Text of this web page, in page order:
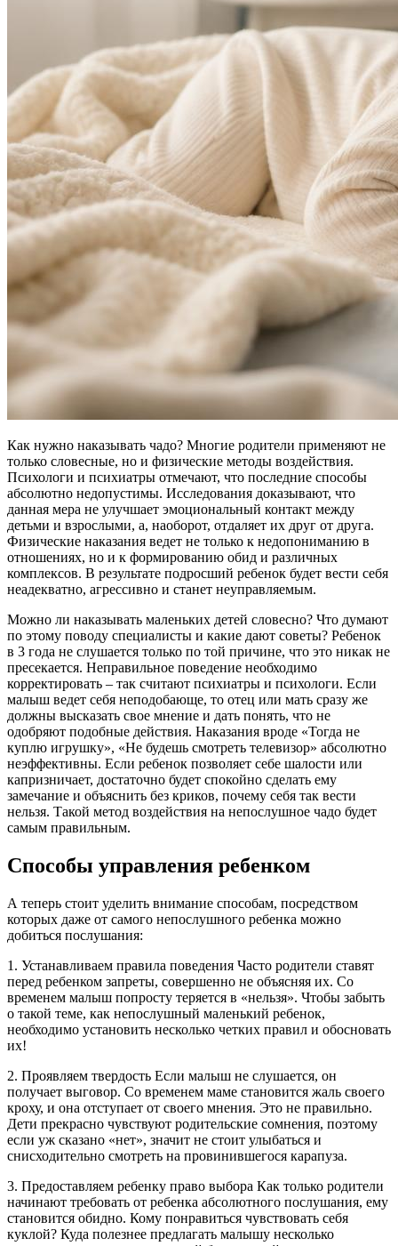
Как нужно наказывать чадо? Многие родители применяют не
только словесные, но и физические методы воздействия.
Психологи и психиатры отмечают, что последние способы
абсолютно недопустимы. Исследования доказывают, что
данная мера не улучшает эмоциональный контакт между
детьми и взрослыми, а, наоборот, отдаляет их друг от друга.
Физические наказания ведет не только к недопониманию в
отношениях, но и к формированию обид и различных
комплексов. В результате подросший ребенок будет вести себя
неадекватно, агрессивно и станет неуправляемым.
Можно ли наказывать маленьких детей словесно? Что думают
по этому поводу специалисты и какие дают советы? Ребенок
в 3 года не слушается только по той причине, что это никак не
пресекается. Неправильное поведение необходимо
корректировать – так считают психиатры и психологи. Если
малыш ведет себя неподобающе, то отец или мать сразу же
должны высказать свое мнение и дать понять, что не
одобряют подобные действия. Наказания вроде «Тогда не
куплю игрушку», «Не будешь смотреть телевизор» абсолютно
неэффективны. Если ребенок позволяет себе шалости или
капризничает, достаточно будет спокойно сделать ему
замечание и объяснить без криков, почему себя так вести
нельзя. Такой метод воздействия на непослушное чадо будет
самым правильным.
Способы управления ребенком
А теперь стоит уделить внимание способам, посредством
которых даже от самого непослушного ребенка можно
добиться послушания:
1. Устанавливаем правила поведения Часто родители ставят
перед ребенком запреты, совершенно не объясняя их. Со
временем малыш попросту теряется в «нельзя». Чтобы забыть
о такой теме, как непослушный маленький ребенок,
необходимо установить несколько четких правил и обосновать
их!
2. Проявляем твердость Если малыш не слушается, он
получает выговор. Со временем маме становится жаль своего
кроху, и она отступает от своего мнения. Это не правильно.
Дети прекрасно чувствуют родительские сомнения, поэтому
если уж сказано «нет», значит не стоит улыбаться и
снисходительно смотреть на провинившегося карапуза.
3. Предоставляем ребенку право выбора Как только родители
начинают требовать от ребенка абсолютного послушания, ему
становится обидно. Кому понравиться чувствовать себя
куклой? Куда полезнее предлагать малышу несколько